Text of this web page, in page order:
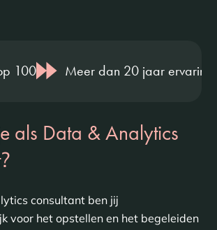
100 Meer dan 20 jaar ervaring
als Data & Analytics
?
consultant ben jij
voor het opstellen en het begeleiden